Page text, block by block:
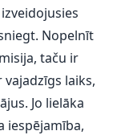
Nopelnīt
taču ir
laiks,
Jo lielāka
iespējamība,